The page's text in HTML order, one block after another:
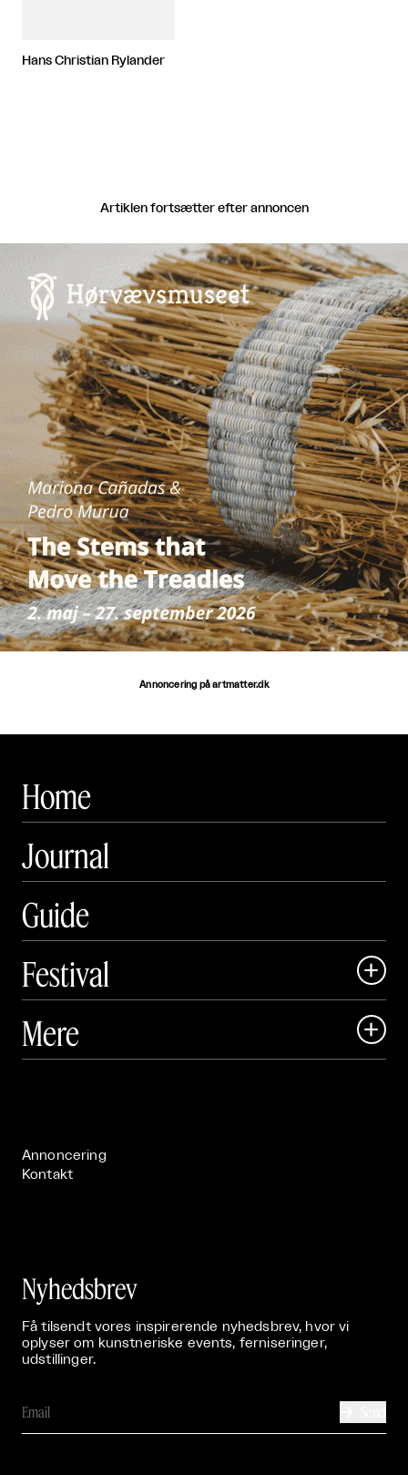
Hans Christian Rylander
Artiklen fortsætter efter annoncen
Annoncering på artmatter.dk
Home
Journal
Guide
Festival

 Art Matter Festival
Mere 
Annoncering
Kontakt
Nyhedsbrev
Få tilsendt vores inspirerende nyhedsbrev, hvor vi
oplyser om kunstneriske events, ferniseringer,
udstillinger.